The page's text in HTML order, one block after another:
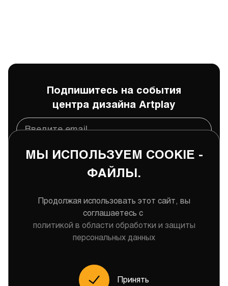
Меню
Подпишитесь на события
центра дизайна Artplay
персональных данных
МЫ ИСПОЛЬЗУЕМ COOKIE -
ФАЙЛЫ.
Продолжая использовать этот сайт, вы
соглашаетесь с
политикой в области обработки и защиты
персональных данных
Принять